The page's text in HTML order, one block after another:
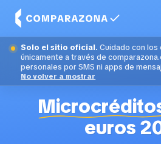
Solo el sitio oficial. Cuidado con
únicamente a través de
personales por SMS ni apps de
No volver a mostrar
euros